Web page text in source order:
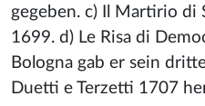
gegeben. c) Il Martirio di
1699. d) Le Risa di
Bologna gab er sein
Duetti e Terzetti 1707